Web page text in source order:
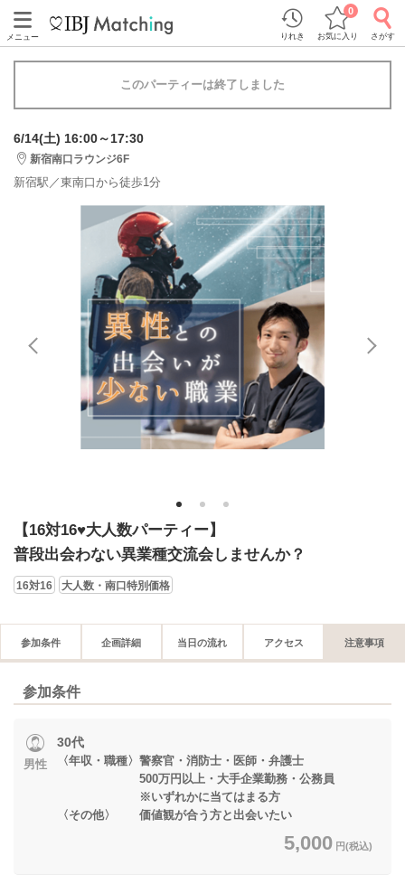
メニュー りれき お気に入り
0
さがす
このパーティーは終了しました
6/14(土) 16:00～17:30
新宿南口ラウンジ6F
新宿駅／東南口から徒歩1分
1 2 3
【16対16♥大人数パーティー】
普段出会わない異業種交流会しませんか？
16対16 大人数・南口特別価格
参加条件 企画詳細 当日の流れ アクセス 注意事項
参加条件
男性
30代
〈年収・職種〉警察官・消防士・医師・弁護士
500万円以上・大手企業勤務・公務員
※いずれかに当てはまる方
〈その他〉 価値観が合う方と出会いたい
5,000 円(税込)